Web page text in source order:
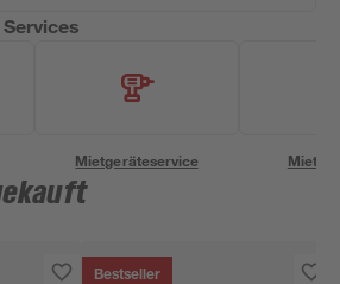
Mietgeräteservice
Bestseller